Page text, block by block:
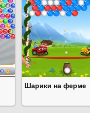
Шарики на ферме